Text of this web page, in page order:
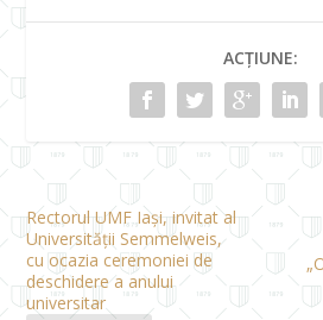
ACȚIUNE:
Rectorul UMF Iași, invitat al
Universității Semmelweis,
cu ocazia ceremoniei de
deschidere a anului
universitar